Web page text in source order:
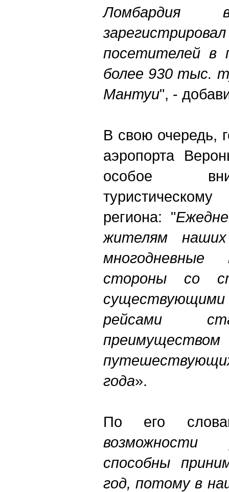
посетителей в
более 930 тыс.
Мантуи", -
В свою очередь,
аэропорта
особое
региона: "
жителям
стороны со
рейсами
года».
По его
возможности
способны
год, потому в